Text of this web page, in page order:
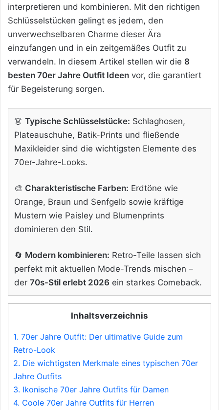
interpretieren und kombinieren. Mit den richtigen
Schlüsselstücken gelingt es jedem, den
unverwechselbaren Charme dieser Ära
einzufangen und in ein zeitgemäßes Outfit zu
verwandeln. In diesem Artikel stellen wir die 8
besten 70er Jahre Outfit Ideen vor, die garantiert
für Begeisterung sorgen.
👗 Typische Schlüsselstücke: Schlaghosen,
Plateauschuhe, Batik-Prints und fließende
Maxikleider sind die wichtigsten Elemente des
70er-Jahre-Looks.
🎨 Charakteristische Farben: Erdtöne wie
Orange, Braun und Senfgelb sowie kräftige
Mustern wie Paisley und Blumenprints
dominieren den Stil.
🔄 Modern kombinieren: Retro-Teile lassen sich
perfekt mit aktuellen Mode-Trends mischen –
der 70s-Stil erlebt 2026 ein starkes Comeback.
Inhaltsverzeichnis
1. 70er Jahre Outfit: Der ultimative Guide zum
Retro-Look
2. Die wichtigsten Merkmale eines typischen 70er
Jahre Outfits
3. Ikonische 70er Jahre Outfits für Damen
4. Coole 70er Jahre Outfits für Herren